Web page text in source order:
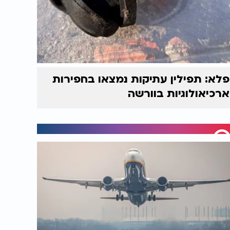
פלא: תפילין עתיקות נמצאו בחפירות
ארכיאולוגיות בוורשה